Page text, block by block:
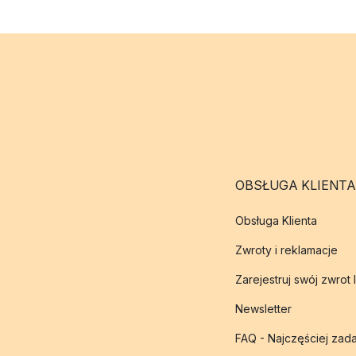
OBSŁUGA KLIENTA
Obsługa Klienta
Zwroty i reklamacje
Zarejestruj swój zwrot
Newsletter
FAQ - Najczęściej